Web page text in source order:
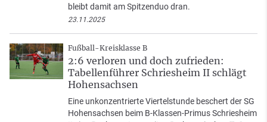
bleibt damit am Spitzenduo dran.
23.11.2025
Fußball-Kreisklasse B
2:6 verloren und doch zufrieden:
Tabellenführer Schriesheim II schlägt
Hohensachsen
Eine unkonzentrierte Viertelstunde beschert der SG
Hohensachsen beim B-Klassen-Primus Schriesheim